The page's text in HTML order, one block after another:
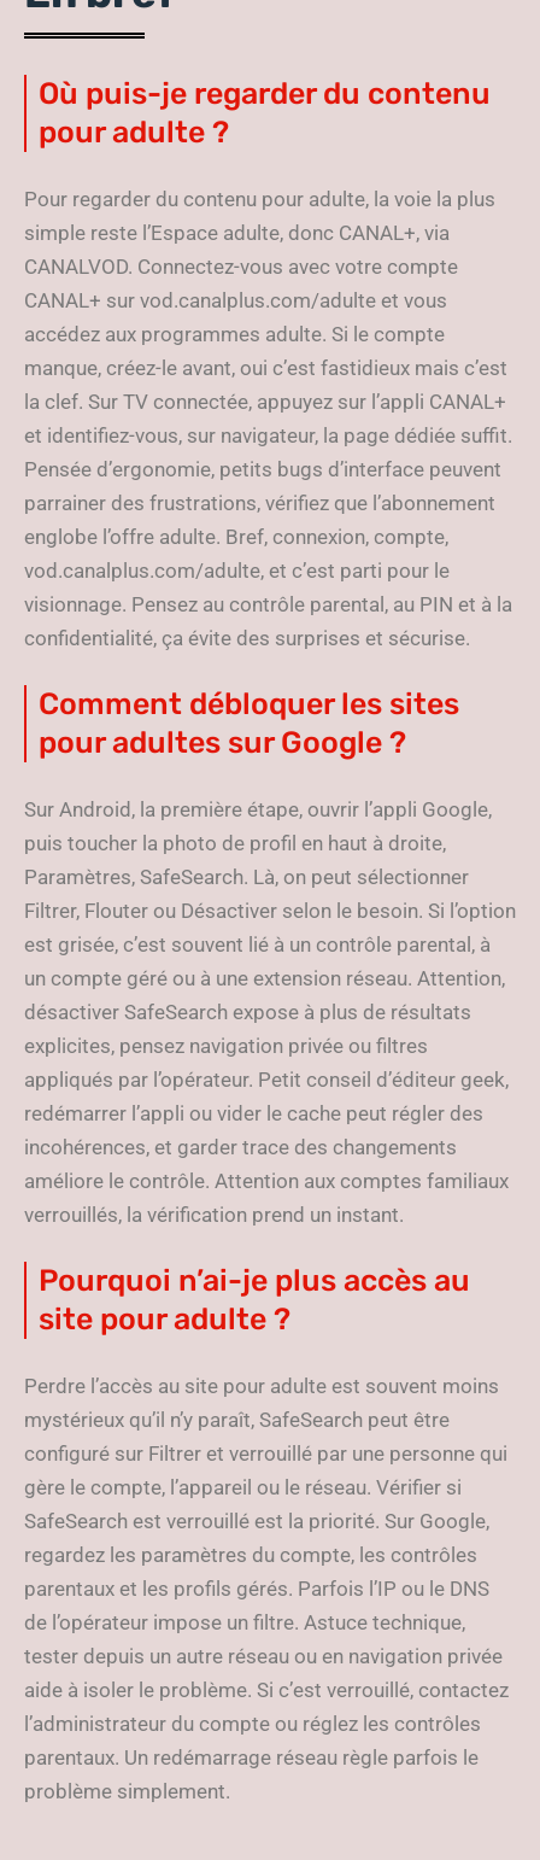
Où puis-je regarder du contenu
pour adulte ?
Pour regarder du contenu pour adulte, la voie la plus
simple reste l’Espace adulte, donc CANAL+, via
CANALVOD. Connectez-vous avec votre compte
CANAL+ sur vod.canalplus.com/adulte et vous
accédez aux programmes adulte. Si le compte
manque, créez-le avant, oui c’est fastidieux mais c’est
la clef. Sur TV connectée, appuyez sur l’appli CANAL+
et identifiez-vous, sur navigateur, la page dédiée suffit.
Pensée d’ergonomie, petits bugs d’interface peuvent
parrainer des frustrations, vérifiez que l’abonnement
englobe l’offre adulte. Bref, connexion, compte,
vod.canalplus.com/adulte, et c’est parti pour le
visionnage. Pensez au contrôle parental, au PIN et à la
confidentialité, ça évite des surprises et sécurise.
Comment débloquer les sites
pour adultes sur Google ?
Sur Android, la première étape, ouvrir l’appli Google,
puis toucher la photo de profil en haut à droite,
Paramètres, SafeSearch. Là, on peut sélectionner
Filtrer, Flouter ou Désactiver selon le besoin. Si l’option
est grisée, c’est souvent lié à un contrôle parental, à
un compte géré ou à une extension réseau. Attention,
désactiver SafeSearch expose à plus de résultats
explicites, pensez navigation privée ou filtres
appliqués par l’opérateur. Petit conseil d’éditeur geek,
redémarrer l’appli ou vider le cache peut régler des
incohérences, et garder trace des changements
améliore le contrôle. Attention aux comptes familiaux
verrouillés, la vérification prend un instant.
Pourquoi n’ai-je plus accès au
site pour adulte ?
Perdre l’accès au site pour adulte est souvent moins
mystérieux qu’il n’y paraît, SafeSearch peut être
configuré sur Filtrer et verrouillé par une personne qui
gère le compte, l’appareil ou le réseau. Vérifier si
SafeSearch est verrouillé est la priorité. Sur Google,
regardez les paramètres du compte, les contrôles
parentaux et les profils gérés. Parfois l’IP ou le DNS
de l’opérateur impose un filtre. Astuce technique,
tester depuis un autre réseau ou en navigation privée
aide à isoler le problème. Si c’est verrouillé, contactez
l’administrateur du compte ou réglez les contrôles
parentaux. Un redémarrage réseau règle parfois le
problème simplement.